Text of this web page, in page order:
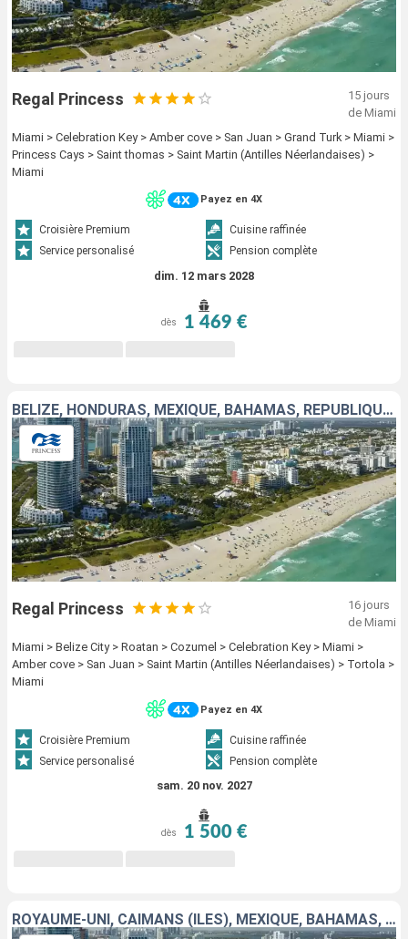
Regal Princess
15 jours
de Miami
Miami > Celebration Key > Amber cove > San Juan > Grand Turk > Miami >
Princess Cays > Saint thomas > Saint Martin (Antilles Néerlandaises) >
Miami
Payez en 4X
Croisière Premium
Cuisine raffinée
Service personalisé
Pension complète
dim. 12 mars 2028
dès 1 469 €
BELIZE, HONDURAS, MEXIQUE, BAHAMAS, RÉPUBLIQUE DOMINICAINE, PORTO RICO, SAINT-MARTIN, TORTOLA, ÉTATS-UNIS
Regal Princess
16 jours
de Miami
Miami > Belize City > Roatan > Cozumel > Celebration Key > Miami >
Amber cove > San Juan > Saint Martin (Antilles Néerlandaises) > Tortola >
Miami
Payez en 4X
Croisière Premium
Cuisine raffinée
Service personalisé
Pension complète
sam. 20 nov. 2027
dès 1 500 €
ROYAUME-UNI, CAÏMANS (ÎLES), MEXIQUE, BAHAMAS, RÉPUBLIQUE DOMINICAINE, PORTO RICO, ÎLES TURQUES-ET-CAÏQUES, ÉTATS-UNIS